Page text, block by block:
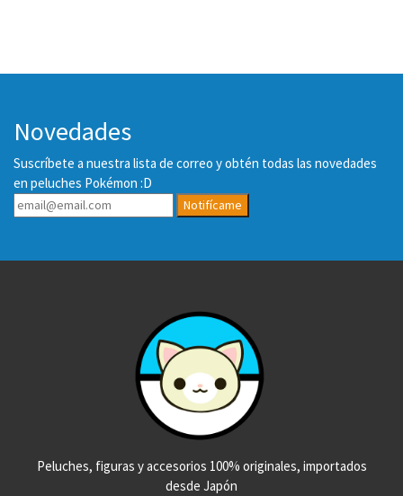
Novedades
Suscríbete a nuestra lista de correo y obtén todas las novedades
en peluches Pokémon :D
Notifícame
Peluches, figuras y accesorios 100% originales, importados
desde Japón